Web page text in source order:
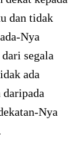
dan tidak
Nya
segala
ada
Nya